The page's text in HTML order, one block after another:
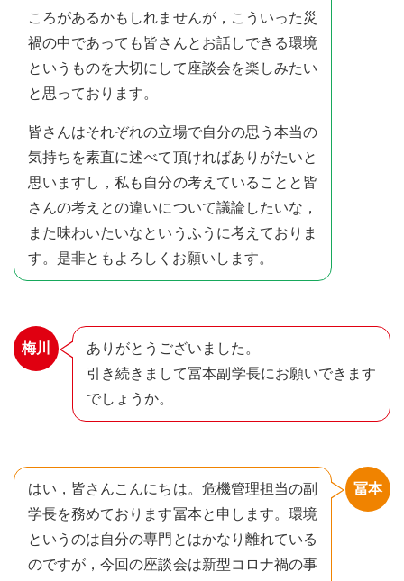
ころがあるかもしれませんが，こういった災
禍の中であっても皆さんとお話しできる環境
というものを大切にして座談会を楽しみたい
と思っております。
皆さんはそれぞれの立場で自分の思う本当の
気持ちを素直に述べて頂ければありがたいと
思いますし，私も自分の考えていることと皆
さんの考えとの違いについて議論したいな，
また味わいたいなというふうに考えておりま
す。是非ともよろしくお願いします。
梅川
ありがとうございました。
引き続きまして冨本副学長にお願いできます
でしょうか。
冨本
はい，皆さんこんにちは。危機管理担当の副
学長を務めております冨本と申します。環境
というのは自分の専門とはかなり離れている
のですが，今回の座談会は新型コロナ禍の事